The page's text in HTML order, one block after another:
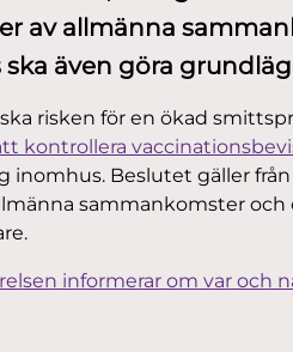
av allmänna
även göra
risken för en ökad
kontrollera
inomhus. Beslutet gäller
sammankomster
informerar om var och